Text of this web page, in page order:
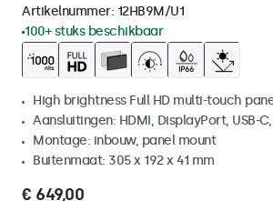
Artikelnummer: 12HB9M/U1
100+ stuks beschikbaar
High brightness Full HD multi-touch
Aansluitingen: HDMI, DisplayPort, USB-C,
Montage: inbouw, panel mount
Buitenmaat: 305 x 192 x 41 mm
€ 649,00